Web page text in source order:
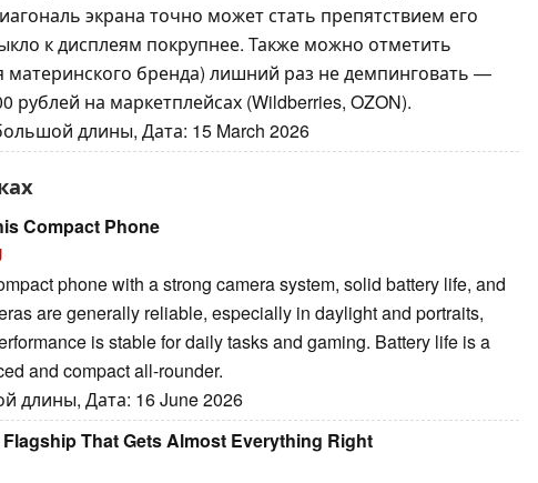
экрана точно может стать препятствием его
к дисплеям покрупнее. Также можно отметить
материнского бренда) лишний раз не демпинговать —
рублей на маркетплейсах (Wildberries, OZON).
длины, Дата: 15 March 2026
Compact Phone
phone with a strong camera system, solid battery life, and
are generally reliable, especially in daylight and portraits,
is stable for daily tasks and gaming. Battery life is a
and compact all-rounder.
длины, Дата: 16 June 2026
That Gets Almost Everything Right